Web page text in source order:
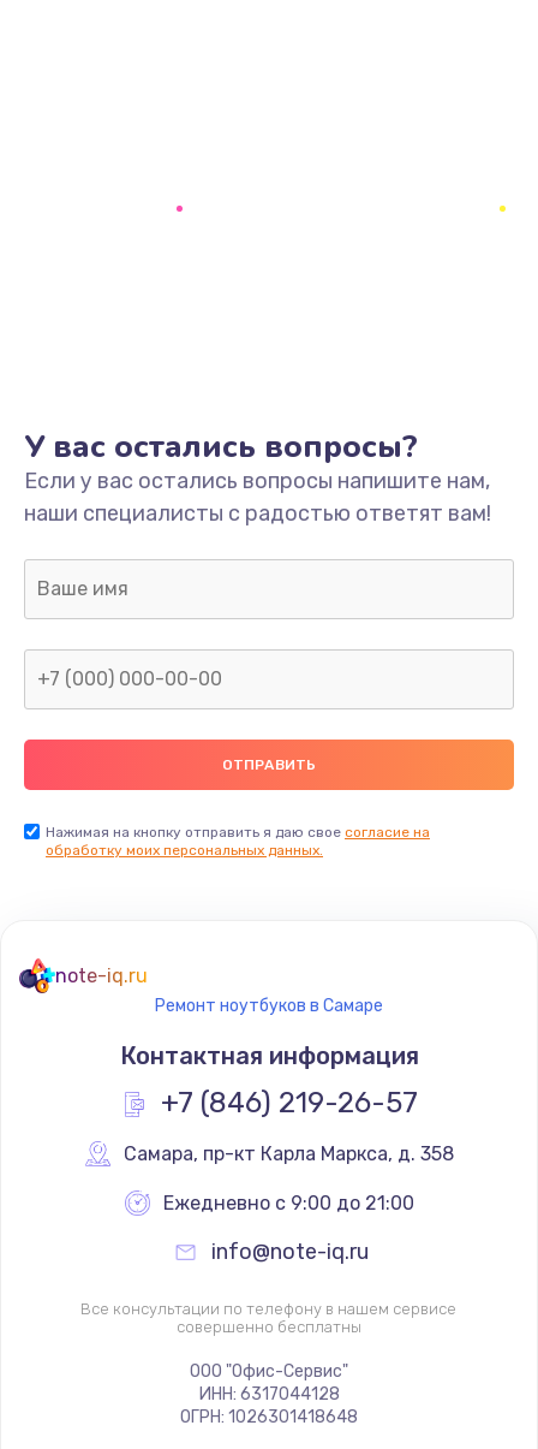
У вас остались вопросы?
Если у вас остались вопросы напишите нам,
наши специалисты с радостью ответят вам!
Нажимая на кнопку отправить я даю свое согласие на
обработку моих персональных данных.
note-iq.ru
Ремонт ноутбуков в Самаре
Контактная информация
+7 (846) 219-26-57
Самара, пр-кт Карла Маркса, д. 358
Ежедневно с 9:00 до 21:00
info@note-iq.ru
Все консультации по телефону в нашем сервисе
совершенно бесплатны
ООО "Офис-Сервис"
ИНН: 6317044128
ОГРН: 1026301418648